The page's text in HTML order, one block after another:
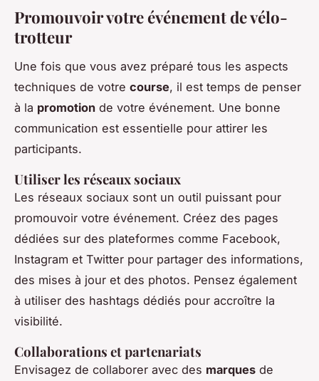
Promouvoir votre événement de vélo-
trotteur
Une fois que vous avez préparé tous les aspects
techniques de votre course, il est temps de penser
à la promotion de votre événement. Une bonne
communication est essentielle pour attirer les
participants.
Utiliser les réseaux sociaux
Les réseaux sociaux sont un outil puissant pour
promouvoir votre événement. Créez des pages
dédiées sur des plateformes comme Facebook,
Instagram et Twitter pour partager des informations,
des mises à jour et des photos. Pensez également
à utiliser des hashtags dédiés pour accroître la
visibilité.
Collaborations et partenariats
Envisagez de collaborer avec des marques de